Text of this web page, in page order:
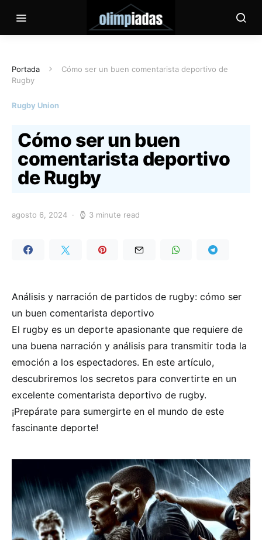
Portada
Cómo ser un buen comentarista deportivo de
Rugby
Rugby Union
Cómo ser un buen
comentarista deportivo
de Rugby
agosto 6, 2024 3 minute read
Análisis y narración de partidos de rugby: cómo ser
un buen comentarista deportivo
El rugby es un deporte apasionante que requiere de
una buena narración y análisis para transmitir toda la
emoción a los espectadores. En este artículo,
descubriremos los secretos para convertirte en un
excelente comentarista deportivo de rugby.
¡Prepárate para sumergirte en el mundo de este
fascinante deporte!